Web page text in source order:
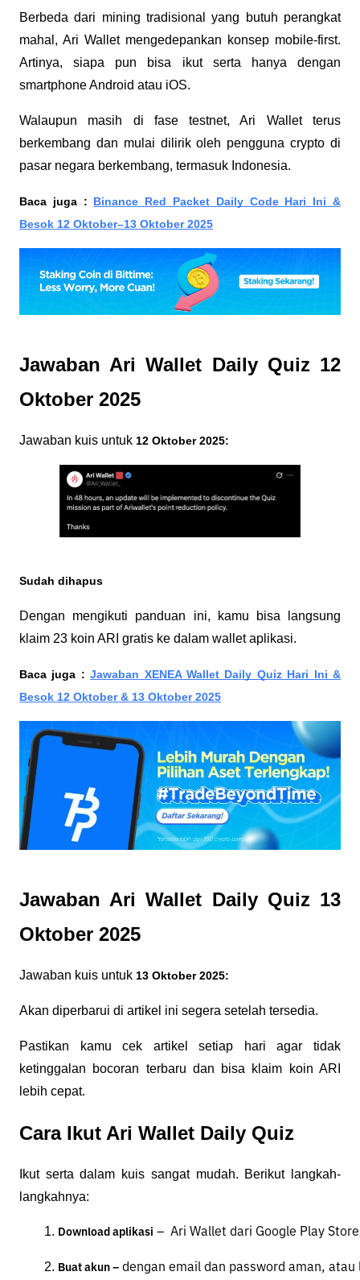
Berbeda dari mining tradisional yang butuh perangkat
mahal, Ari Wallet mengedepankan konsep mobile-first.
Artinya, siapa pun bisa ikut serta hanya dengan
smartphone Android atau iOS.
Walaupun masih di fase testnet, Ari Wallet terus
berkembang dan mulai dilirik oleh pengguna crypto di
pasar negara berkembang, termasuk Indonesia.
Baca juga : Binance Red Packet Daily Code Hari Ini &
Besok 12 Oktober–13 Oktober 2025
Jawaban Ari Wallet Daily Quiz 12
Oktober 2025
Jawaban kuis untuk 12 Oktober 2025:
Sudah dihapus
Dengan mengikuti panduan ini, kamu bisa langsung
klaim 23 koin ARI gratis ke dalam wallet aplikasi.
Baca juga :Jawaban XENEA Wallet Daily Quiz Hari Ini &
Besok 12 Oktober & 13 Oktober 2025
Jawaban Ari Wallet Daily Quiz 13
Oktober 2025
Jawaban kuis untuk 13 Oktober 2025:
Akan diperbarui di artikel ini segera setelah tersedia.
Pastikan kamu cek artikel setiap hari agar tidak
ketinggalan bocoran terbaru dan bisa klaim koin ARI
lebih cepat.
Cara Ikut Ari Wallet Daily Quiz
Ikut serta dalam kuis sangat mudah. Berikut langkah-
langkahnya:
Download aplikasi –  Ari Wallet dari Google Play
Buat akun – dengan email dan password aman,